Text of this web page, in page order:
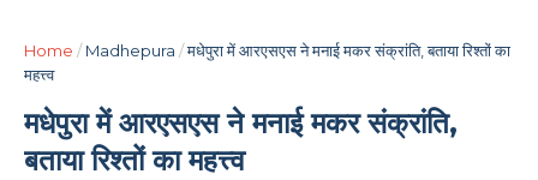
Home / Madhepura /मधेपुरा में आरएसएस ने मनाई मकर संक्रांति, बताया रिश्तों का
महत्त्व
मधेपुरा में आरएसएस ने मनाई मकर संक्रांति,
बताया रिश्तों का महत्त्व